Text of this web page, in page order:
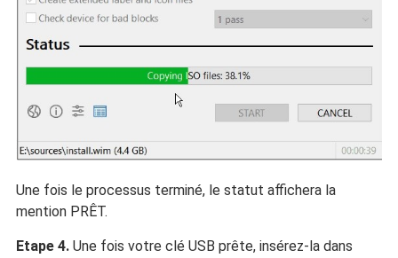
Une fois le processus terminé, le statut affichera la
mention PRÊT.
Etape 4. Une fois votre clé USB prête, insérez-la dans